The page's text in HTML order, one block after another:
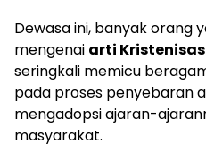
Dewasa ini, banyak orang
mengenai arti
seringkali memicu
pada proses penyebaran
mengadopsi ajaran-
masyarakat.